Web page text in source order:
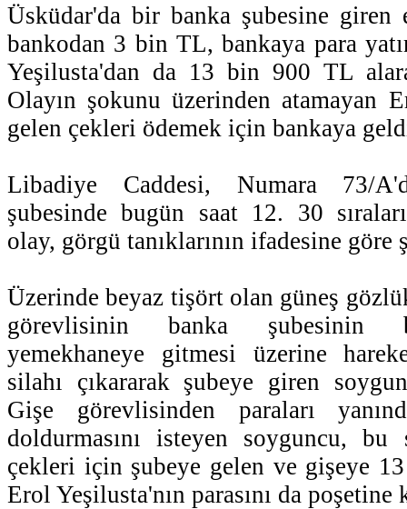
Üsküdar'da bir banka şubesine giren
bankodan 3 bin TL, bankaya para
Yeşilusta'dan da 13 bin 900 TL
Olayın şokunu üzerinden atamayan
gelen çekleri ödemek için bankaya
Libadiye Caddesi, Numara 73/
şubesinde bugün saat 12. 30
olay, görgü tanıklarının ifadesine
Üzerinde beyaz tişört olan güneş
görevlisinin banka şubesinin
yemekhaneye gitmesi üzerine
silahı çıkararak şubeye giren
Gişe görevlisinden paraları
doldurmasını isteyen soyguncu, bu
çekleri için şubeye gelen ve gişeye
Erol Yeşilusta'nın parasını da poşetine